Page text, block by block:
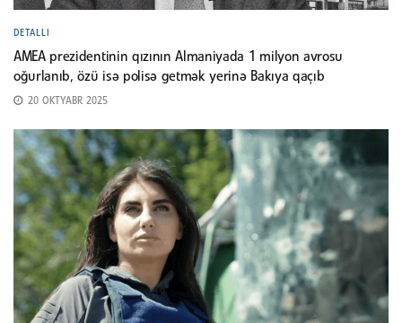
DETALLI
AMEA prezidentinin qızının Almaniyada 1 milyon avrosu
oğurlanıb, özü isə polisə getmək yerinə Bakıya qaçıb
20 OKTYABR 2025